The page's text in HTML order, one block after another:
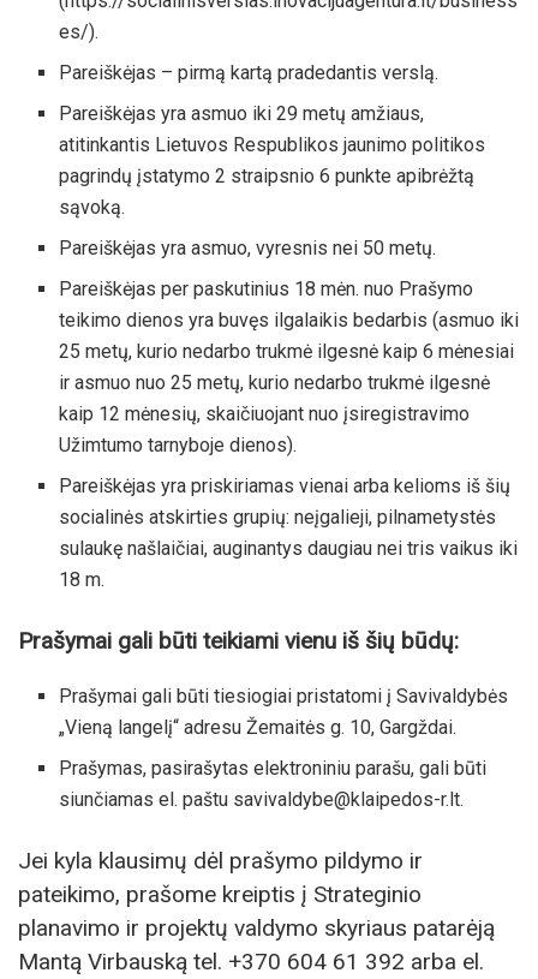
es/).
Pareiškėjas – pirmą kartą pradedantis verslą.
Pareiškėjas yra asmuo iki 29 metų amžiaus,
atitinkantis Lietuvos Respublikos jaunimo politikos
pagrindų įstatymo 2 straipsnio 6 punkte apibrėžtą
sąvoką.
Pareiškėjas yra asmuo, vyresnis nei 50 metų.
Pareiškėjas per paskutinius 18 mėn. nuo Prašymo
teikimo dienos yra buvęs ilgalaikis bedarbis (asmuo iki
25 metų, kurio nedarbo trukmė ilgesnė kaip 6 mėnesiai
ir asmuo nuo 25 metų, kurio nedarbo trukmė ilgesnė
kaip 12 mėnesių, skaičiuojant nuo įsiregistravimo
Užimtumo tarnyboje dienos).
Pareiškėjas yra priskiriamas vienai arba kelioms iš šių
socialinės atskirties grupių: neįgalieji, pilnametystės
sulaukę našlaičiai, auginantys daugiau nei tris vaikus iki
18 m.
Prašymai gali būti teikiami vienu iš šių būdų:
Prašymai gali būti tiesiogiai pristatomi į Savivaldybės
„Vieną langelį“ adresu Žemaitės g. 10, Gargždai.
Prašymas, pasirašytas elektroniniu parašu, gali būti
siunčiamas el. paštu savivaldybe@klaipedos-r.lt.
Jei kyla klausimų dėl prašymo pildymo ir
pateikimo, prašome kreiptis į Strateginio
planavimo ir projektų valdymo skyriaus patarėją
Mantą Virbauską tel. +370 604 61 392 arba el.